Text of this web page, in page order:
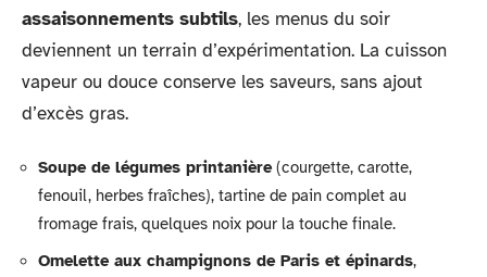
assaisonnements subtils, les menus du soir
deviennent un terrain d’expérimentation. La cuisson
vapeur ou douce conserve les saveurs, sans ajout
d’excès gras.
Soupe de légumes printanière(courgette, carotte,
fenouil, herbes fraîches), tartine de pain complet au
fromage frais, quelques noix pour la touche finale.
Omelette aux champignons de Paris et épinards,